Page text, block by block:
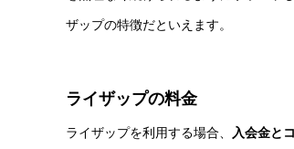
ザップの特徴だといえます。
ライザップの料金
ライザップを利用する場合、 入会金と